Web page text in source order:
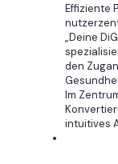
Effiziente
„Deine
den
Im
intuitives